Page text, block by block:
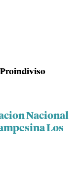
Proindiviso
Nacional
Los